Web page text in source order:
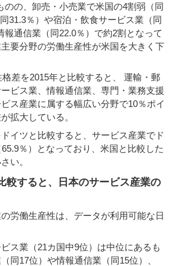
のの、卸売・小売業で米国の4割弱（同
31.3％）や宿泊・飲食サービス業（同
報通信業（同22.0％）で約2割となって
要分野の労働生産性が米国を大きく下
差を2015年と比較すると、 運輸・郵
ビス業、情報通信業、専門・業務支援
ス産業に属する幅広い分野で10％ポイ
拡大している。
イツと比較すると、サービス産業でド
％）となっており、米国と比較した
い。
較すると、日本のサービス産業の
労働生産性は、データが利用可能な日
ス業（21カ国中9位）は中位にあるも
同17位）や情報通信業（同15位）、